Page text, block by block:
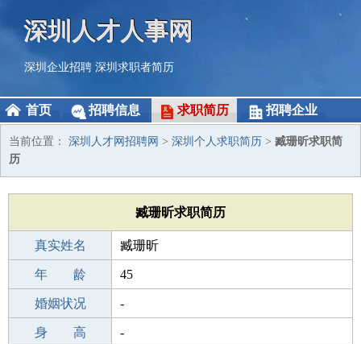
深圳人才人事网
深圳企业招聘 深圳求职者简历
首页 招聘信息 求职简历 招聘企业
当前位置： 深圳人才网招聘网 > 深圳个人求职简历 > 臧珊昕求职简
历
臧珊昕求职简历
真实姓名 臧珊昕
性 别 女
年 龄 45
出生年月 1981-08-27
婚姻状况 -
学 历 本科
身 高 -